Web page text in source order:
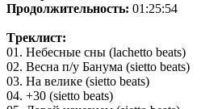
Продолжительность: 01:25:54
Tреклист:
01. Небесные сны (lachetto beats)
02. Весна п/у Банума (sietto beats)
03. На велике (sietto beats)
04. +30 (sietto beats)